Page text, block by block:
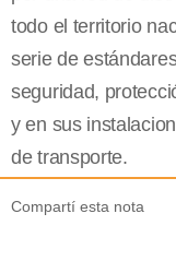
todo el territorio
serie de
seguridad,
y en sus
de transporte.
Compartí esta nota